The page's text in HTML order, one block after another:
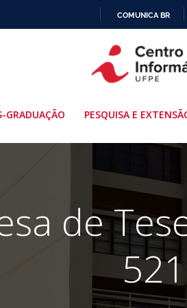
PARA
O
COMUNICA BR
GRADUAÇÃO PESQUISA E
de
521